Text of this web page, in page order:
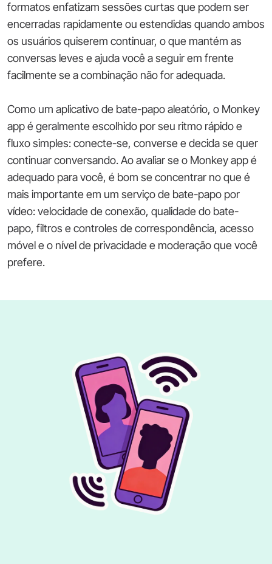
formatos enfatizam sessões curtas que podem ser
encerradas rapidamente ou estendidas quando ambos
os usuários quiserem continuar, o que mantém as
conversas leves e ajuda você a seguir em frente
facilmente se a combinação não for adequada.
Como um aplicativo de bate-papo aleatório, o Monkey
app é geralmente escolhido por seu ritmo rápido e
fluxo simples: conecte-se, converse e decida se quer
continuar conversando. Ao avaliar se o Monkey app é
adequado para você, é bom se concentrar no que é
mais importante em um serviço de bate-papo por
vídeo: velocidade de conexão, qualidade do bate-
papo, filtros e controles de correspondência, acesso
móvel e o nível de privacidade e moderação que você
prefere.